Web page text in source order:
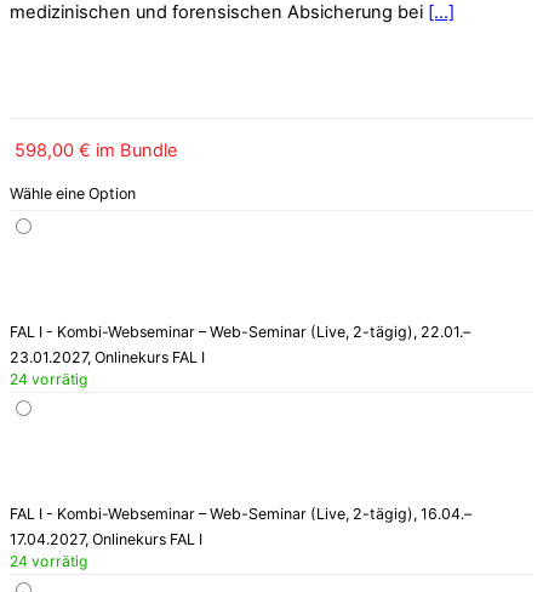
medizinischen und forensischen Absicherung bei [...]
598,00 € im Bundle
Wähle eine Option
FAL I - Kombi-Webseminar – Web-Seminar (Live, 2-tägig), 22.01.–
23.01.2027, Onlinekurs FAL I
24 vorrätig
FAL I - Kombi-Webseminar – Web-Seminar (Live, 2-tägig), 16.04.–
17.04.2027, Onlinekurs FAL I
24 vorrätig